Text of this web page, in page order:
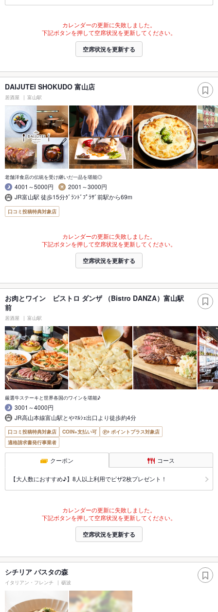
カレンダーの更新に失敗しました。
下記ボタンを押して空席状況を更新してください。
空席状況を更新する
DAIJUTEI SHOKUDO 富山店
居酒屋 富山駅
老舗洋食店の伝統を受け継いだ一品を堪能◎
4001～5000円
2001～3000円
JR富山駅 徒歩15分ｸﾞﾗﾝﾄﾞﾌﾟﾗｻﾞ前駅から69m
口コミ投稿特典対象店
カレンダーの更新に失敗しました。
下記ボタンを押して空席状況を更新してください。
空席状況を更新する
お肉とワイン ビストロ ダンザ （Bistro DANZA）富山駅
前
居酒屋 富山駅
厳選牛ステーキと世界各国のワインを堪能♪
3001～4000円
JR高山本線富山駅とやﾏﾙｼｪ出口より徒歩約4分
口コミ投稿特典対象店 COIN+支払い可
ポイントプラス対象店
適格請求書発行事業者
クーポン コース
【大人数におすすめ♪】8人以上利用でピザ2枚プレゼント！
カレンダーの更新に失敗しました。
下記ボタンを押して空席状況を更新してください。
空席状況を更新する
シチリア パスタの森
イタリアン・フレンチ 砺波